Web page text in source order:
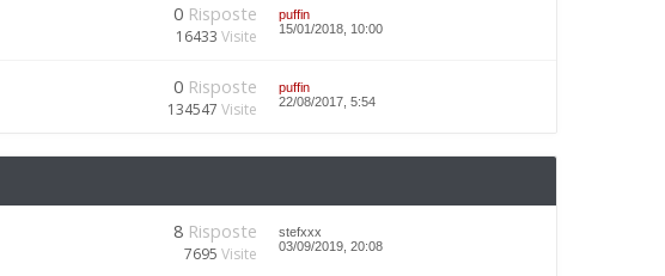
0 Risposte
16433 Visite
puffin
15/01/2018, 10:00
0 Risposte
134547 Visite
puffin
22/08/2017, 5:54
8 Risposte
7695 Visite
stefxxx
03/09/2019, 20:08